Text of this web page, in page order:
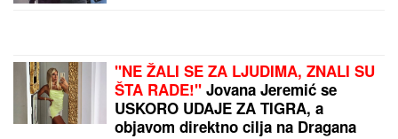
"NE ŽALI SE ZA LJUDIMA, ZNALI SU
ŠTA RADE!" Jovana Jeremić se
USKORO UDAJE ZA TIGRA, a
objavom direktno cilja na Dragana